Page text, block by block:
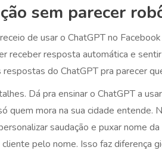
sem parecer
de usar o ChatGPT no
receber resposta automática e
do ChatGPT pra parecer
Dá pra ensinar o ChatGPT a
quem mora na sua cidade entende.
saudação e puxar nome
pelo nome. Isso faz diferença